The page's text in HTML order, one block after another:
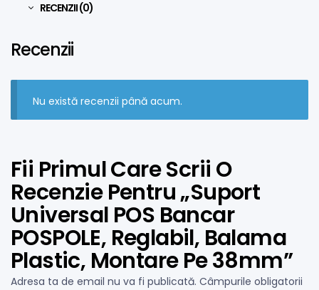
RECENZII (0)
Recenzii
Nu există recenzii până acum.
Fii Primul Care Scrii O
Recenzie Pentru „Suport
Universal POS Bancar
POSPOLE, Reglabil, Balama
Plastic, Montare Pe 38mm”
Adresa ta de email nu va fi publicată. Câmpurile obligatorii